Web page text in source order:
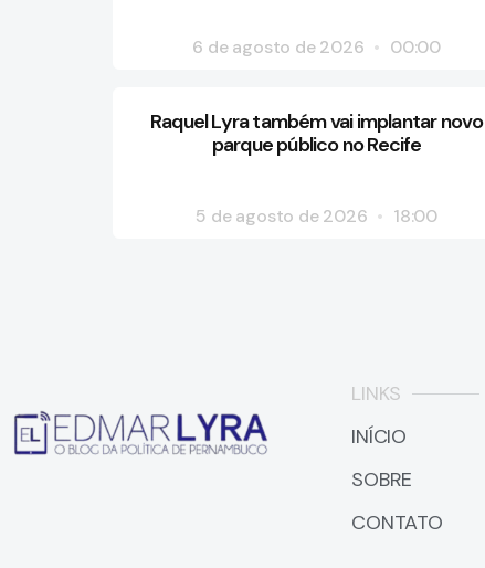
6 de agosto de 2026 00:00
Raquel Lyra também vai implantar novo
parque público no Recife
5 de agosto de 2026 18:00
LINKS
INÍCIO
SOBRE
CONTATO